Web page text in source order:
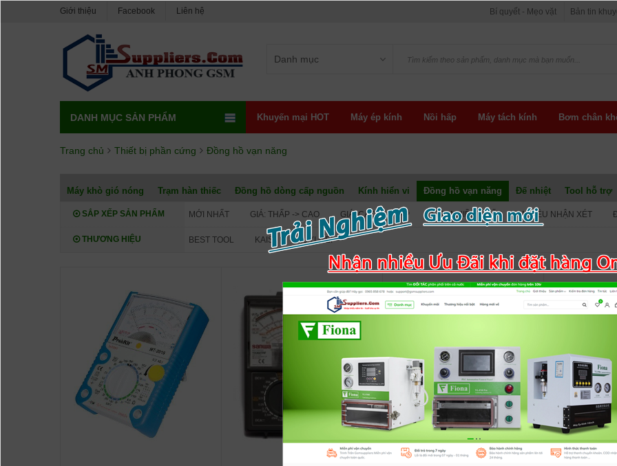
Bí quyết - Mẹo vặt Bản tin
Giới thiệu Facebook Liên hệ
Danh mục
DANH MỤC SẢN PHẨM Khuyến mại HOT Máy ép kính Nồi hấp Máy tách kính Bơm chân
Trang chủ Thiết bị phần cứng Đồng hồ vạn năng
Máy khò gió nóng Trạm hàn thiếc Đồng hồ dòng cấp nguồn Kính hiển vi Đồng hồ vạn năng Đế nhiệt Tool hỗ trợ
SẮP XẾP SẢN PHẨM MỚI NHẤT GIÁ: THẤP -> CAO GIÁ: CAO -> THẤP XEM NHIỀU NHẤT NHIỀU NHẬN XÉT
THƯƠNG HIỆU BEST TOOL KAISI OUYI MEI